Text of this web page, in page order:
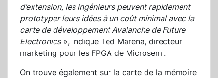
d’extension, les ingénieurs peuvent rapidement
prototyper leurs idées à un coût minimal avec la
carte de développement Avalanche de Future
Electronics», indique Ted Marena, directeur
marketing pour les FPGA de Microsemi.
On trouve également sur la carte de la mémoire